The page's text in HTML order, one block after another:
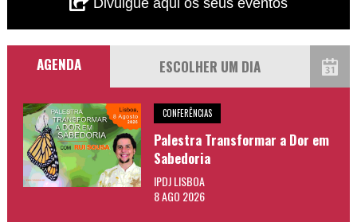
Divulgue aqui os seus eventos
AGENDA
CONFERÊNCIAS
Palestra Transformar a Dor em
Sabedoria
IPDJ LISBOA
8 AGO 2026